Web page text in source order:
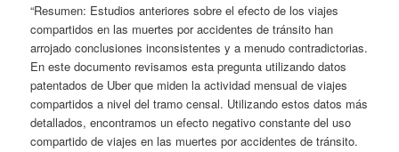
“Resumen: Estudios anteriores sobre el efecto de los viajes
compartidos en las muertes por accidentes de tránsito han
arrojado conclusiones inconsistentes y a menudo contradictorias.
En este documento revisamos esta pregunta utilizando datos
patentados de Uber que miden la actividad mensual de viajes
compartidos a nivel del tramo censal. Utilizando estos datos más
detallados, encontramos un efecto negativo constante del uso
compartido de viajes en las muertes por accidentes de tránsito.